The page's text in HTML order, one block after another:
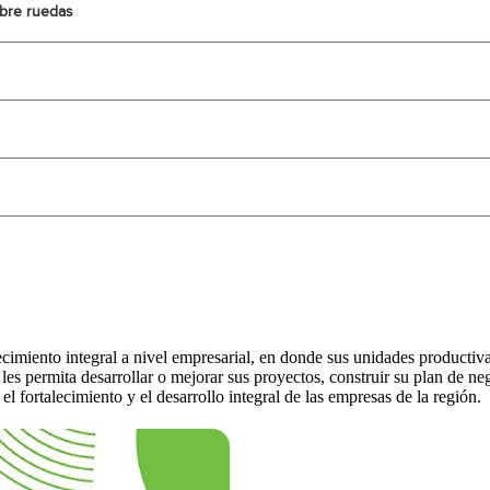
ruedas
integral a nivel empresarial, en donde sus unidades
permita desarrollar o mejorar sus proyectos, construir su plan de
fortalecimiento y el desarrollo integral de las empresas de la región.